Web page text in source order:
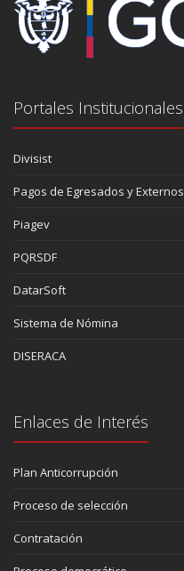
Portales Institucionales
Divisist
Pagos de Egresados y Externos
Piagev
PQRSDF
DatarSoft
Sistema de Nómina
DISERACA
Enlaces de Interés
Plan Anticorrupción
Proceso de selección
Contratación